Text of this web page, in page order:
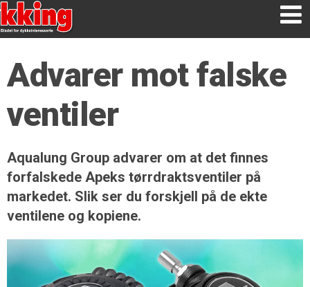
Advarer mot falske
ventiler
Aqualung Group advarer om at det finnes
forfalskede Apeks tørrdraktsventiler på
markedet. Slik ser du forskjell på de ekte
ventilene og kopiene.